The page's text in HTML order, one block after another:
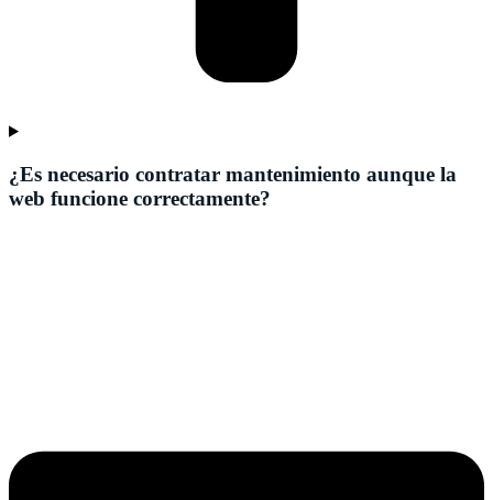
¿Es necesario contratar mantenimiento aunque la
web funcione correctamente?